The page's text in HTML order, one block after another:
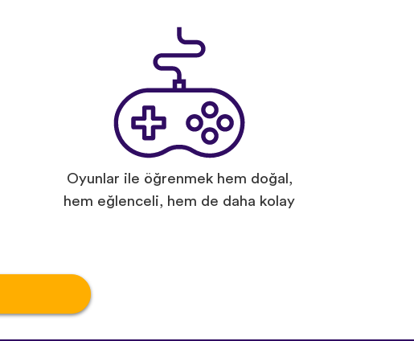
Oyunlar ile öğrenmek hem doğal,
hem eğlenceli, hem de daha kolay